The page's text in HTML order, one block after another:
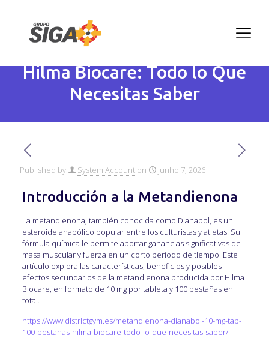
Metandienona (Dianabol) –
10 mg/tab – 100 Pestañas –
Hilma Biocare: Todo lo Que
Necesitas Saber
Published by System Account on junho 7, 2026
Introducción a la Metandienona
La metandienona, también conocida como Dianabol, es un
esteroide anabólico popular entre los culturistas y atletas. Su
fórmula química le permite aportar ganancias significativas de
masa muscular y fuerza en un corto período de tiempo. Este
artículo explora las características, beneficios y posibles
efectos secundarios de la metandienona producida por Hilma
Biocare, en formato de 10 mg por tableta y 100 pestañas en
total.
https://www.districtgym.es/metandienona-dianabol-10-mg-tab-
100-pestanas-hilma-biocare-todo-lo-que-necesitas-saber/